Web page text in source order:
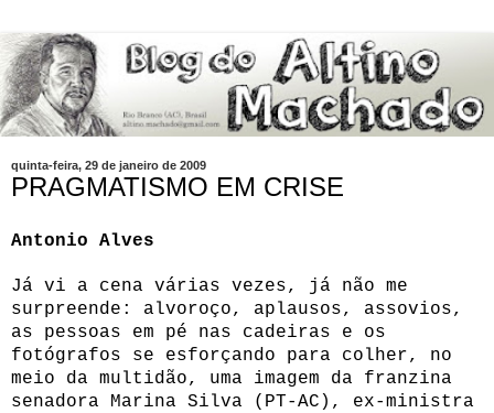
quinta-feira, 29 de janeiro de 2009
PRAGMATISMO EM CRISE
Antonio Alves
Já vi a cena várias vezes, já não me
surpreende: alvoroço, aplausos, assovios,
as pessoas em pé nas cadeiras e os
fotógrafos se esforçando para colher, no
meio da multidão, uma imagem da franzina
senadora Marina Silva (PT-AC), ex-ministra